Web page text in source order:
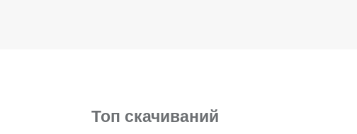
Топ скачиваний